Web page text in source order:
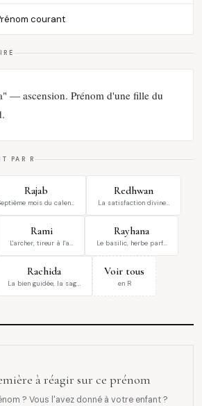
courant
— ascension. Prénom d'une fille du
PAR R
Rajab
mois du calen…
Redhwan
La satisfaction divine…
Rami
L'archer, tireur à l'a…
Rayhana
Le basilic, herbe parf…
Rachida
La bien guidée, la sag…
Voir tous
en R
à réagir sur ce prénom
? Vous l'avez donné à votre enfant ?